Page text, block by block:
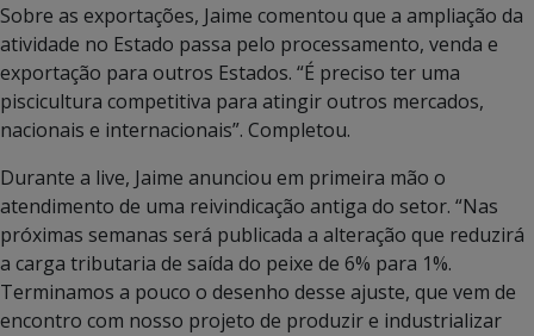
Sobre as exportações, Jaime comentou que a ampliação da
atividade no Estado passa pelo processamento, venda e
exportação para outros Estados. “É preciso ter uma
piscicultura competitiva para atingir outros mercados,
nacionais e internacionais”. Completou.
Durante a live, Jaime anunciou em primeira mão o
atendimento de uma reivindicação antiga do setor. “Nas
próximas semanas será publicada a alteração que reduzirá
a carga tributaria de saída do peixe de 6% para 1%.
Terminamos a pouco o desenho desse ajuste, que vem de
encontro com nosso projeto de produzir e industrializar